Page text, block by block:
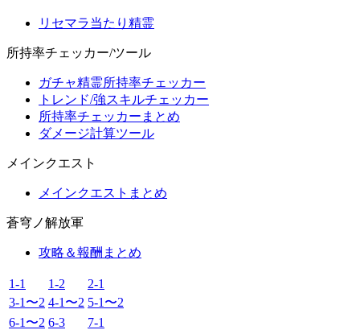
リセマラ当たり精霊
所持率チェッカー/ツール
ガチャ精霊所持率チェッカー
トレンド/強スキルチェッカー
所持率チェッカーまとめ
ダメージ計算ツール
メインクエスト
メインクエストまとめ
蒼穹ノ解放軍
攻略＆報酬まとめ
1-1 1-2
2-1
3-1〜2 4-1〜2 5-1〜2
6-1〜2 6-3
7-1